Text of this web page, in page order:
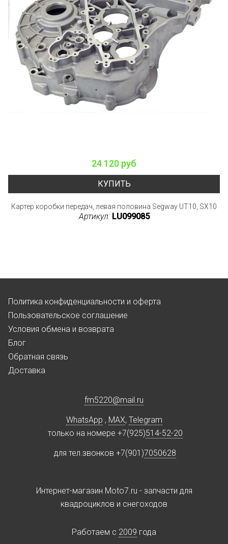
24 120 руб
КУПИТЬ
Картер коробки передач, левая половина Segway UT10, SX10
Артикул: LU099085
Политика конфиденциальности и оферта
Пользовательское соглашение
Условия обмена и возврата
Блог
Обратная связь
Доставка
fm5220@mail.ru
WhatsApp , MAX, Telegram
только на номере +7(925)514-52-20
для тел.звонков +7(901)7050628
Интернет-магазин Moto7.ru - запчасти для
квадроциклов и снегоходов
Работаем c 2009 года